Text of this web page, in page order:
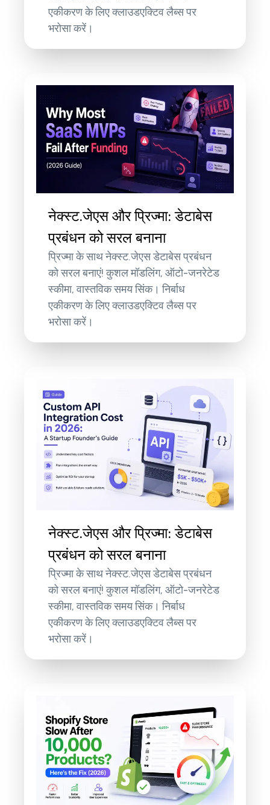
एकीकरण के लिए क्लाउडएक्टिव लैब्स पर
भरोसा करें।
नेक्स्ट.जेएस और प्रिज्मा: डेटाबेस
प्रबंधन को सरल बनाना
प्रिज्मा के साथ नेक्स्ट.जेएस डेटाबेस प्रबंधन
को सरल बनाएं! कुशल मॉडलिंग, ऑटो-जनरेटेड
स्कीमा, वास्तविक समय सिंक। निर्बाध
एकीकरण के लिए क्लाउडएक्टिव लैब्स पर
भरोसा करें।
नेक्स्ट.जेएस और प्रिज्मा: डेटाबेस
प्रबंधन को सरल बनाना
प्रिज्मा के साथ नेक्स्ट.जेएस डेटाबेस प्रबंधन
को सरल बनाएं! कुशल मॉडलिंग, ऑटो-जनरेटेड
स्कीमा, वास्तविक समय सिंक। निर्बाध
एकीकरण के लिए क्लाउडएक्टिव लैब्स पर
भरोसा करें।